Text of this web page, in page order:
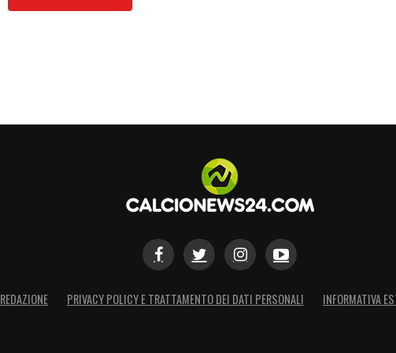
REDAZIONE PRIVACY POLICY E TRATTAMENTO DEI DATI PERSONALI INFORMATIVA